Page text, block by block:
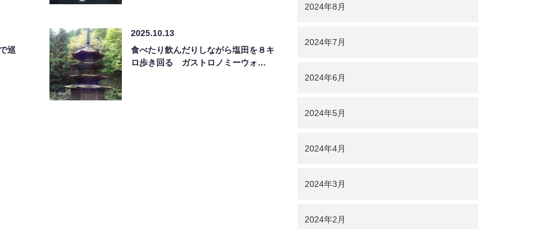
巡
2025.10.13
食べたり飲んだりしながら塩田を８キ
ロ歩き回る ガストロノミーウォ…
2024年8月
2024年7月
2024年6月
2024年5月
2024年4月
2024年3月
2024年2月